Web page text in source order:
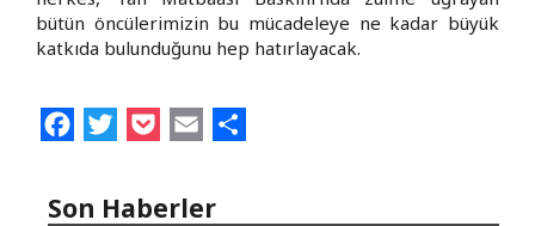
bütün öncülerimizin bu mücadeleye ne kadar büyük
katkıda bulunduğunu hep hatırlayacak.
FacebookTwitterPocketEmail
Son Haberler